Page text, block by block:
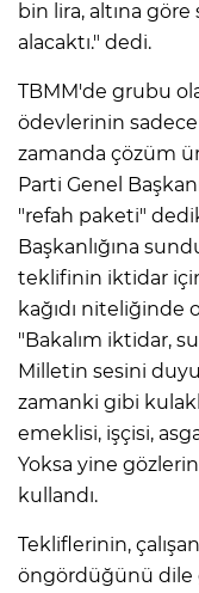
bin lira, altına
alacaktı." dedi.
TBMM'de grubu
ödevlerinin
zamanda çözüm
Parti Genel
"refah paketi"
Başkanlığına
teklifinin iktidar
kağıdı niteliğinde
"Bakalım iktidar,
Milletin sesini
zamanki gibi
emeklisi, işçisi,
Yoksa yine
kullandı.
Tekliflerinin,
öngördüğünü dile